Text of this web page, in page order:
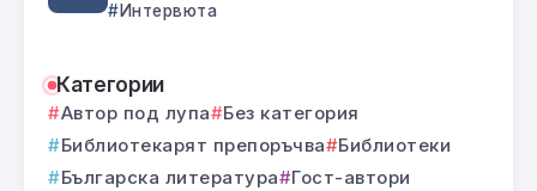
Интервюта
Категории
Автор под лупа
Без категория
Библиотекарят препоръчва
Библиотеки
Българска литература
Гост-автори